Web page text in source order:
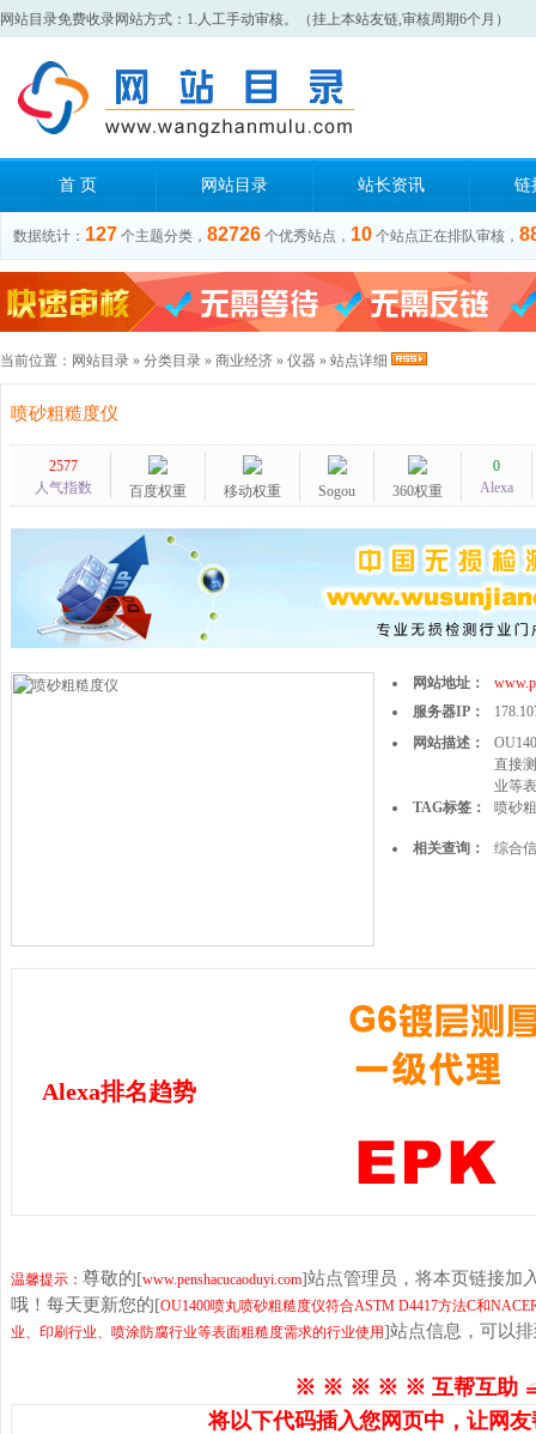
网站目录免费收录网站方式：1.人工手动审核。（挂上本站友链,审核周期6个月）
首 页 网站目录 站长资讯 链
数据统计： 127 个主题分类， 82726 个优秀站点， 10 个站点正在排队审核，
当前位置： 网站目录 » 分类目录 » 商业经济 » 仪器 » 站点详细
喷砂粗糙度仪
2577
人气指数
百度权重 移动权重 Sogou 360权重
0
Alexa
网站地址：
服务器IP：
网站描述：
直接
业等
TAG标签：
喷砂
相关查询： 综合
Alexa排名趋势
温馨提示： 尊敬的[www.penshacucaoduyi.com]站点管理员，将本页链接加
哦！每天更新您的[OU1400喷丸喷砂粗糙度仪符合ASTM D4417方法C和
业、印刷行业、喷涂防腐行业等表面粗糙度需求的行业使用]站点信息，可以
※ ※ ※ ※ ※ 互帮互助
将以下代码插入您网页中，让网